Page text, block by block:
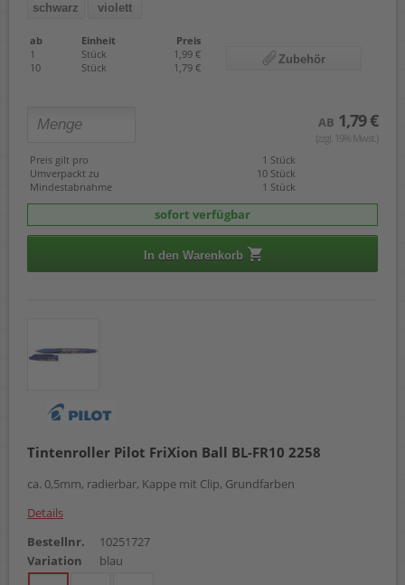
schwarz violett
ab Einheit
Preis
1
Stück
1,99 €
10
Stück 1,79 €
Zubehör
AB 1,79 €
(zzgl. 19% Mwst.)
Preis gilt pro
1 Stück
Umverpackt zu
10 Stück
Mindestabnahme
1 Stück
sofort verfügbar
In den Warenkorb
Tintenroller Pilot FriXion Ball BL-FR10 2258
ca. 0,5mm, radierbar, Kappe mit Clip, Grundfarben
Details
Bestellnr.
10251727
Variation
blau